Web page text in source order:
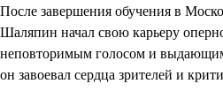
После завершения обучения в
Шаляпин начал свою карьеру
неповторимым голосом и
он завоевал сердца зрителей и